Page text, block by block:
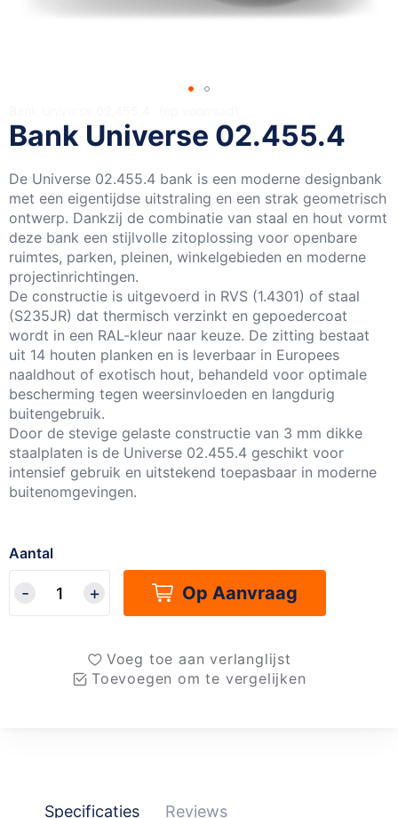
Bank Universe 02.455.4
De Universe 02.455.4 bank is een moderne designbank
met een eigentijdse uitstraling en een strak geometrisch
ontwerp. Dankzij de combinatie van staal en hout vormt
deze bank een stijlvolle zitoplossing voor openbare
ruimtes, parken, pleinen, winkelgebieden en moderne
projectinrichtingen.
De constructie is uitgevoerd in RVS (1.4301) of staal
(S235JR) dat thermisch verzinkt en gepoedercoat
wordt in een RAL-kleur naar keuze. De zitting bestaat
uit 14 houten planken en is leverbaar in Europees
naaldhout of exotisch hout, behandeld voor optimale
bescherming tegen weersinvloeden en langdurig
buitengebruik.
Door de stevige gelaste constructie van 3 mm dikke
staalplaten is de Universe 02.455.4 geschikt voor
intensief gebruik en uitstekend toepasbaar in moderne
buitenomgevingen.
Aantal
Op Aanvraag
Voeg toe aan verlanglijst
Toevoegen om te vergelijken
naar
het
begin
van
de
afbeeldingen-
gallerij
Specificaties Reviews